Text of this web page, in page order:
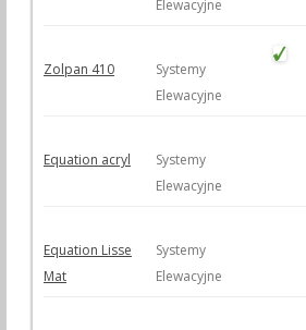
Elewacyjne
Zolpan 410
Systemy
Elewacyjne
Equation acryl
Systemy
Elewacyjne
Equation Lisse
Mat
Systemy
Elewacyjne